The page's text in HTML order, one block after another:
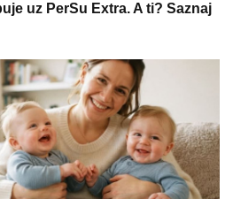
uz PerSu Extra. A ti? Saznaj